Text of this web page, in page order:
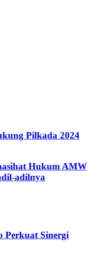
Pilkada 2024
Hukum AMW
adilnya
Perkuat Sinergi